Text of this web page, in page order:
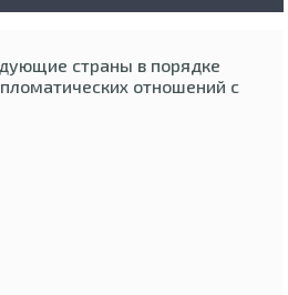
страны в порядке
отношений с